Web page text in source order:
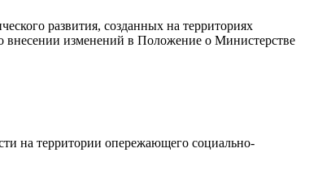
развития, созданных на территориях
изменений в Положение о Министерстве
на территории опережающего социально-